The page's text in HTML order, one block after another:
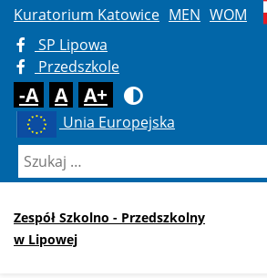
Kuratorium Katowice MEN WOM
SP Lipowa
Przedszkole
Rozmiar czcionki
-ADomyślna
AŚrednia
A+ DużaKontrast
Unia Europejska
Szukaj:
Zespół Szkolno - Przedszkolny
w Lipowej